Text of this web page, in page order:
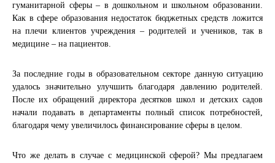
гуманитарной сферы – в дошкольном и школьном образовании.
Как в сфере образования недостаток бюджетных средств ложится
на плечи клиентов учреждения – родителей и учеников, так в
медицине – на пациентов.
За последние годы в образовательном секторе данную ситуацию
удалось значительно улучшить благодаря давлению родителей.
После их обращений директора десятков школ и детских садов
начали подавать в департаменты полный список потребностей,
благодаря чему увеличилось финансирование сферы в целом.
Что же делать в случае с медицинской сферой? Мы предлагаем